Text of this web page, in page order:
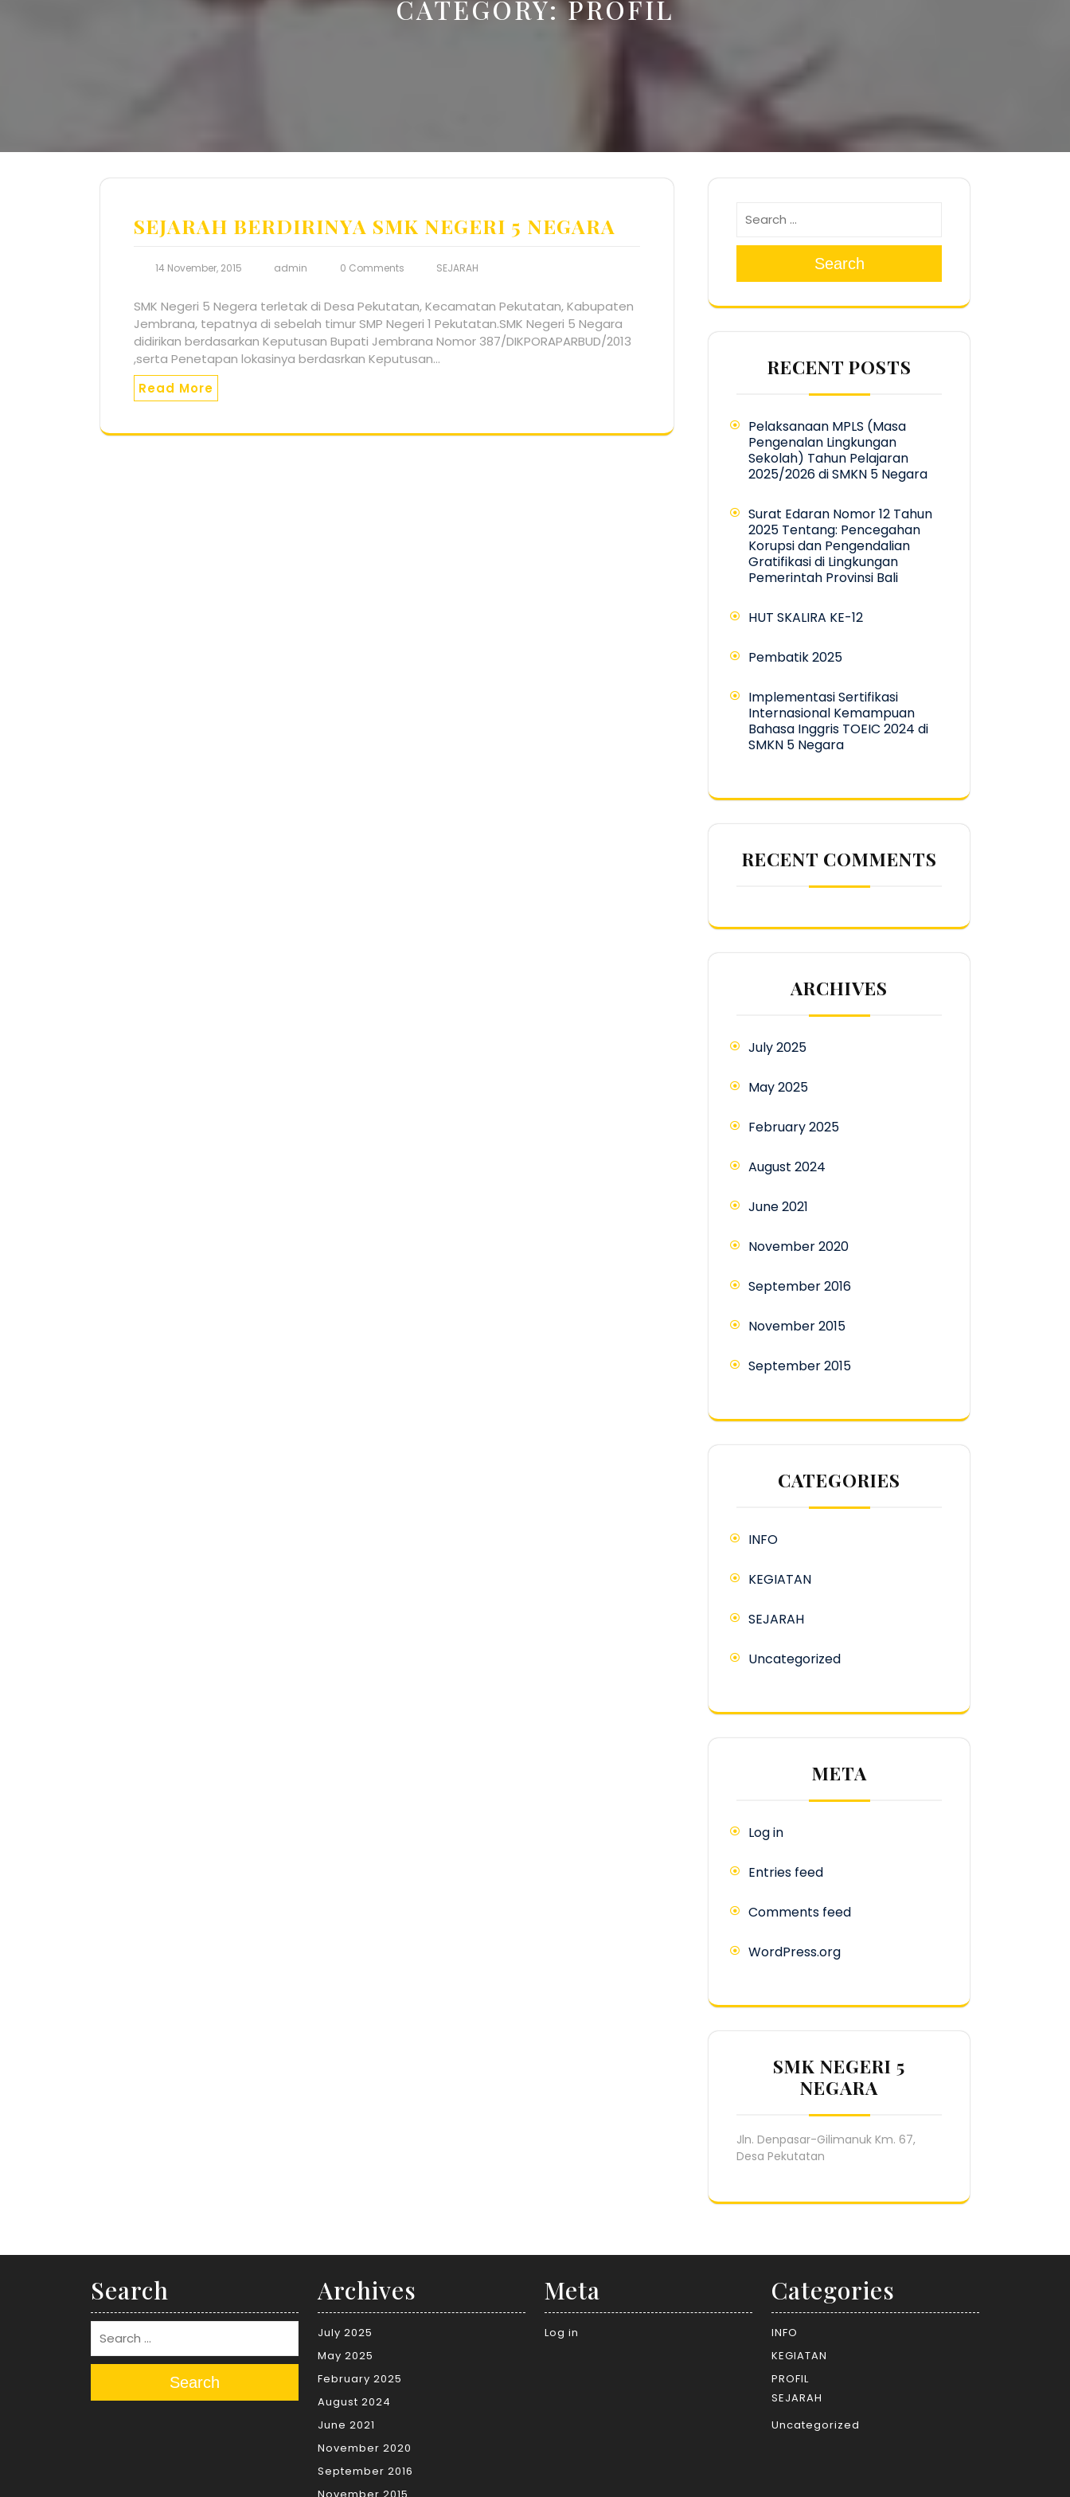
CATEGORY:PROFIL
SEJARAH BERDIRINYA SMK NEGERI 5 NEGARA
14 November, 2015 admin 0 Comments SEJARAH
SMK Negeri 5 Negera terletak di Desa Pekutatan, Kecamatan Pekutatan, Kabupaten
Jembrana, tepatnya di sebelah timur SMP Negeri 1 Pekutatan.SMK Negeri 5 Negara
didirikan berdasarkan Keputusan Bupati Jembrana Nomor 387/DIKPORAPARBUD/2013
,serta Penetapan lokasinya berdasrkan Keputusan…
Read More
Search
RECENT POSTS
Pelaksanaan MPLS (Masa
Pengenalan Lingkungan
Sekolah) Tahun Pelajaran
2025/2026 di SMKN 5 Negara
Surat Edaran Nomor 12 Tahun
2025 Tentang: Pencegahan
Korupsi dan Pengendalian
Gratifikasi di Lingkungan
Pemerintah Provinsi Bali
HUT SKALIRA KE-12
Pembatik 2025
Implementasi Sertifikasi
Internasional Kemampuan
Bahasa Inggris TOEIC 2024 di
SMKN 5 Negara
RECENT COMMENTS
ARCHIVES
July 2025
May 2025
February 2025
August 2024
June 2021
November 2020
September 2016
November 2015
September 2015
CATEGORIES
INFO
KEGIATAN
SEJARAH
Uncategorized
META
Log in
Entries feed
Comments feed
WordPress.org
SMK NEGERI 5
NEGARA
Jln. Denpasar-Gilimanuk Km. 67,
Desa Pekutatan
Search
Search
Archives
July 2025
May 2025
February 2025
August 2024
June 2021
November 2020
September 2016
Meta
Log in
Categories
INFO
KEGIATAN
PROFIL
SEJARAH
Uncategorized